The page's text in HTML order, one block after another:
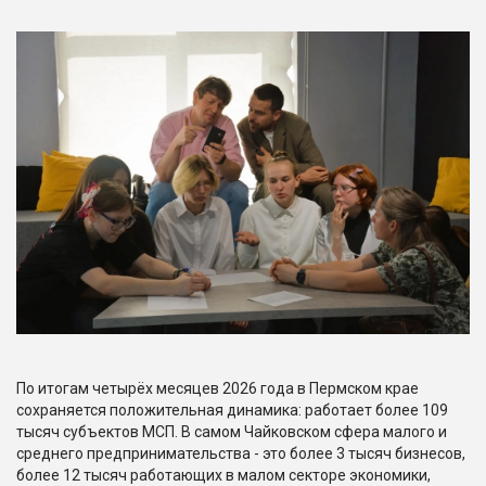
По итогам четырёх месяцев 2026 года в Пермском крае
сохраняется положительная динамика: работает более 109
тысяч субъектов МСП. В самом Чайковском сфера малого и
среднего предпринимательства - это более 3 тысяч бизнесов,
более 12 тысяч работающих в малом секторе экономики,